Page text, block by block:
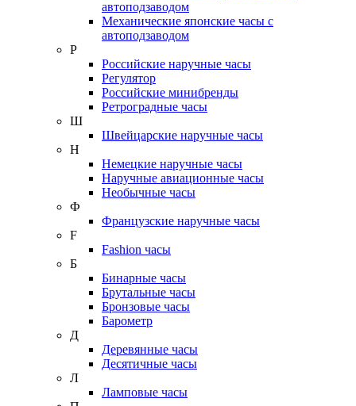
автоподзаводом
Механические японские часы с
автоподзаводом
Р
Российские наручные часы
Регулятор
Российские минибренды
Ретроградные часы
Ш
Швейцарские наручные часы
Н
Немецкие наручные часы
Наручные авиационные часы
Необычные часы
Ф
Французские наручные часы
F
Fashion часы
Б
Бинарные часы
Брутальные часы
Бронзовые часы
Барометр
Д
Деревянные часы
Десятичные часы
Л
Ламповые часы